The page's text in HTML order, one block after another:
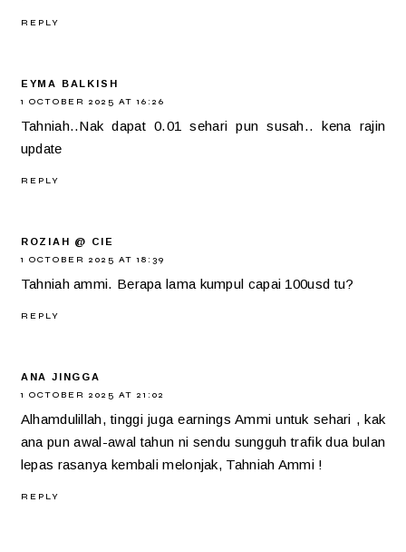
REPLY
EYMA BALKISH
1 OCTOBER 2025 AT 16:26
Tahniah..Nak dapat 0.01 sehari pun susah.. kena rajin
update
REPLY
ROZIAH @ CIE
1 OCTOBER 2025 AT 18:39
Tahniah ammi. Berapa lama kumpul capai 100usd tu?
REPLY
ANA JINGGA
1 OCTOBER 2025 AT 21:02
Alhamdulillah, tinggi juga earnings Ammi untuk sehari , kak
ana pun awal-awal tahun ni sendu sungguh trafik dua bulan
lepas rasanya kembali melonjak, Tahniah Ammi !
REPLY